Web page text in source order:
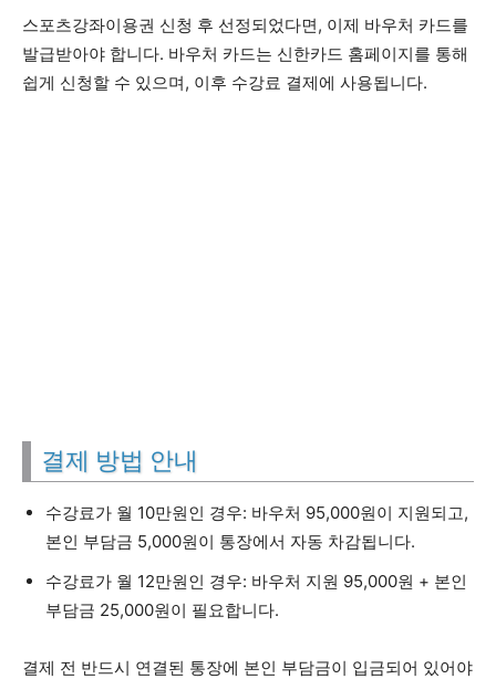
스포츠강좌이용권 신청 후 선정되었다면, 이제 바우처 카드를
발급받아야 합니다. 바우처 카드는 신한카드 홈페이지를 통해
쉽게 신청할 수 있으며, 이후 수강료 결제에 사용됩니다.
결제 방법 안내
수강료가 월 10만원인 경우: 바우처 95,000원이 지원되고,
본인 부담금 5,000원이 통장에서 자동 차감됩니다.
수강료가 월 12만원인 경우: 바우처 지원 95,000원 + 본인
부담금 25,000원이 필요합니다.
결제 전 반드시 연결된 통장에 본인 부담금이 입금되어 있어야